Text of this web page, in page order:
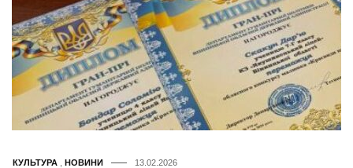
КУЛЬТУРА НОВИНИ 13.02.2026